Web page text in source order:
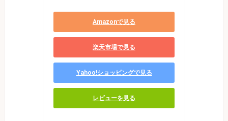
Amazonで見る
楽天市場で見る
Yahoo!ショッピングで見る
レビューを見る